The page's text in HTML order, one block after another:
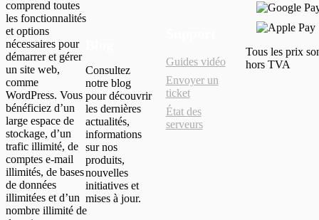
comprend toutes
les fonctionnalités
et options
nécessaires pour
démarrer et gérer
un site web,
comme
WordPress. Vous
bénéficiez d’un
large espace de
stockage, d’un
trafic illimité, de
comptes e-mail
illimités, de bases
de données
illimitées et d’un
nombre illimité de
Consultez
notre blog
pour découvrir
les dernières
actualités,
informations
sur nos
produits,
nouvelles
initiatives et
mises à jour.
Guides vidéo
Envoyer un
ticket
État des
serveurs
Tous les prix
hors TVA